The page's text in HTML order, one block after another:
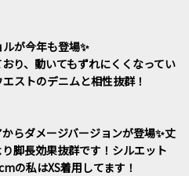
が今年も登場✨
り、動いてもずれにくくなってい
ストのデニムと相性抜群！
らダメージバージョンが登場✨丈
脚長効果抜群です！シルエット
の私はXS着用してます！